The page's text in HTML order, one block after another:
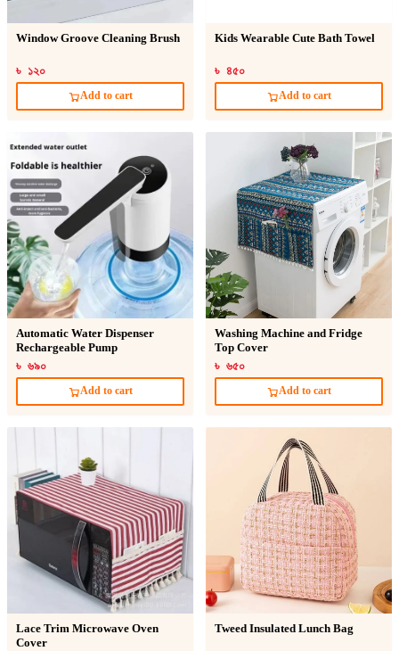
Window Groove Cleaning Brush
৳ ১২০
Add to cart
Kids Wearable Cute Bath Towel
৳ ৪৫০
Add to cart
Automatic Water Dispenser
Rechargeable Pump
৳ ৬৯০
Add to cart
Washing Machine and Fridge
Top Cover
৳ ৬৫০
Add to cart
Lace Trim Microwave Oven
Cover
Tweed Insulated Lunch Bag